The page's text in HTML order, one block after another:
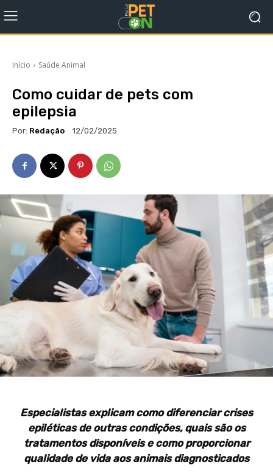
Início Saúde Animal
Como cuidar de pets com
epilepsia
Por: Redação 12/02/2025
Especialistas explicam como diferenciar crises
epiléticas de outras condições, quais são os
tratamentos disponíveis e como proporcionar
qualidade de vida aos animais diagnosticados